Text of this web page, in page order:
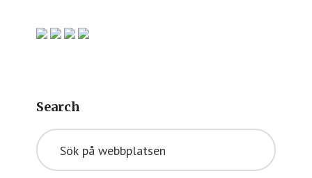
Primärt
Search
Sök
på
webbplatsen